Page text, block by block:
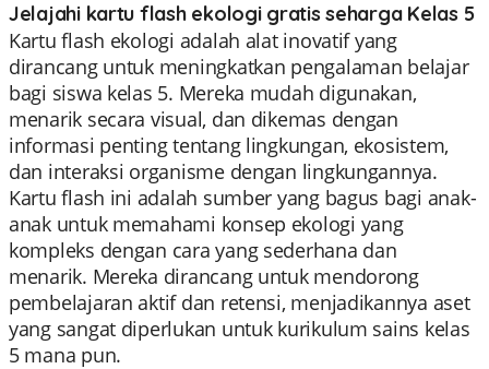
Jelajahi kartu flash ekologi gratis seharga Kelas 5
Kartu flash ekologi adalah alat inovatif yang
dirancang untuk meningkatkan pengalaman belajar
bagi siswa kelas 5. Mereka mudah digunakan,
menarik secara visual, dan dikemas dengan
informasi penting tentang lingkungan, ekosistem,
dan interaksi organisme dengan lingkungannya.
Kartu flash ini adalah sumber yang bagus bagi anak-
anak untuk memahami konsep ekologi yang
kompleks dengan cara yang sederhana dan
menarik. Mereka dirancang untuk mendorong
pembelajaran aktif dan retensi, menjadikannya aset
yang sangat diperlukan untuk kurikulum sains kelas
5 mana pun.